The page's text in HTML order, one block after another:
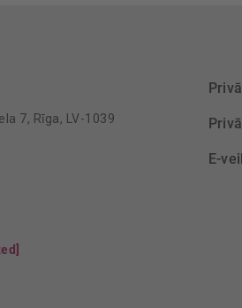
7, Rīga, LV-1039
E-